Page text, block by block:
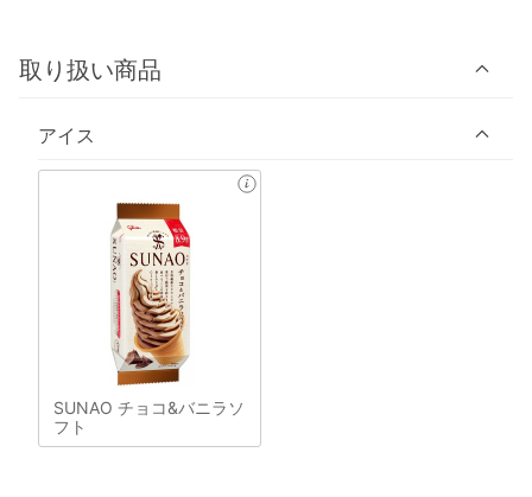
取り扱い商品
アイス
SUNAO チョコ&バニラソ
フト